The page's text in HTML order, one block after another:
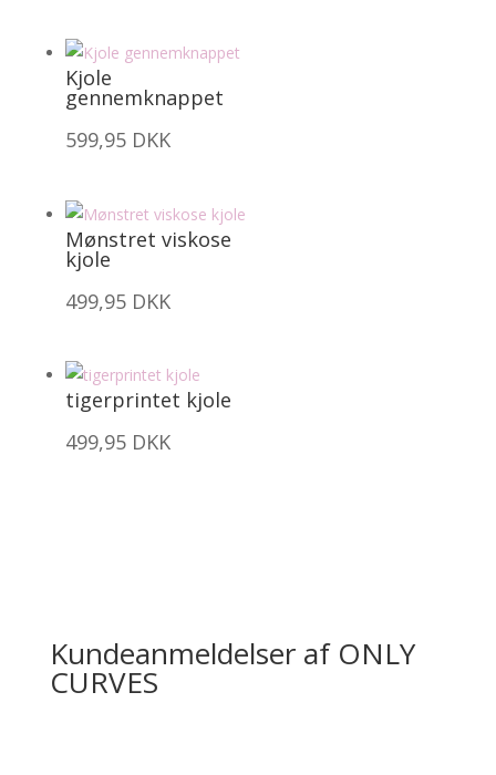
Kjole
gennemknappet
599,95 DKK
Mønstret viskose
kjole
499,95 DKK
tigerprintet kjole
499,95 DKK
Kundeanmeldelser af ONLY
CURVES